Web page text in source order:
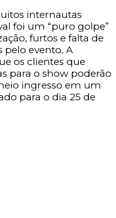
internautas
foi um “puro golpe”
furtos e falta de
pelo evento. A
os clientes que
para o show poderão
ingresso em um
para o dia 25 de